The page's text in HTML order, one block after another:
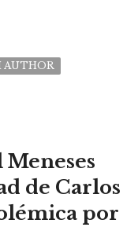
AUTHOR
de Carlos
por